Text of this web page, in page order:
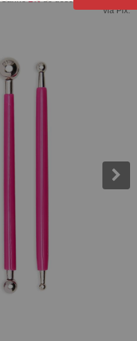
via Pix.